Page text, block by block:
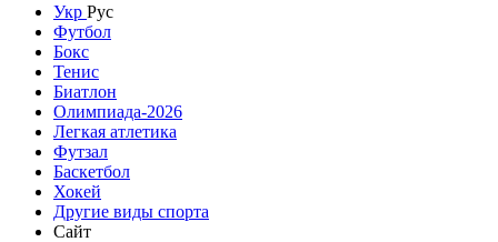
Укр Рус
Футбол
Бокс
Тенис
Биатлон
Олимпиада-2026
Легкая атлетика
Футзал
Баскетбол
Хокей
Другие виды спорта
Сайт